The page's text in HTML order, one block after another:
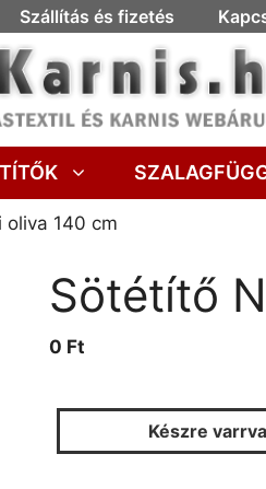
Szállítás és fizetés
oliva 140 cm
Sötétítő
0 Ft
Készre